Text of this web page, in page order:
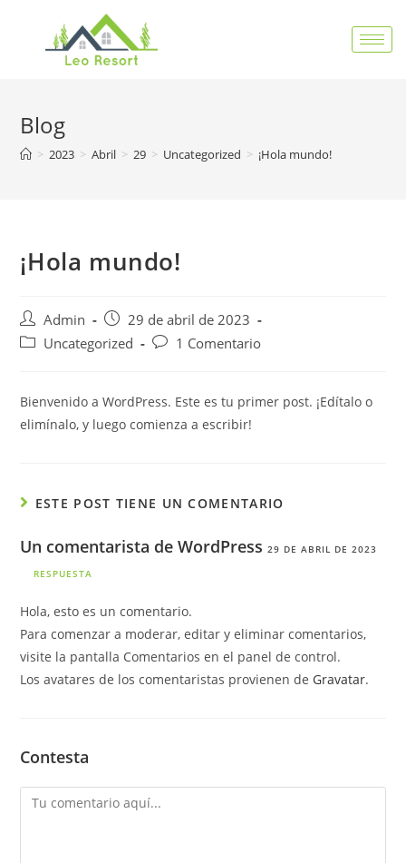
Blog
> 2023 > Abril > 29 > Uncategorized > ¡Hola mundo!
¡Hola mundo!
Admin
29 de abril de 2023
Uncategorized
1 Comentario
Bienvenido a WordPress. Este es tu primer post. ¡Edítalo o
elimínalo, y luego comienza a escribir!
ESTE POST TIENE UN COMENTARIO
Un comentarista de WordPress 29 DE ABRIL DE 2023
RESPUESTA
Hola, esto es un comentario.
Para comenzar a moderar, editar y eliminar comentarios,
visite la pantalla Comentarios en el panel de control.
Los avatares de los comentaristas provienen de Gravatar.
Contesta